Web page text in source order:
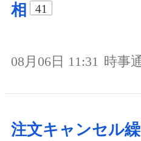
相 41
08月06日 11:31 時事
注文キャンセル繰